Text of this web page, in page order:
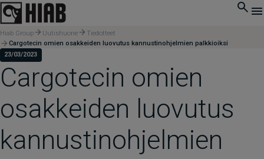
Hiab Group Uutishuone
Tiedotteet
Cargotecin omien osakkeiden luovutus kannustinohjelmien palkkioiksi
23/03/2023
Cargotecin omien
osakkeiden luovutus
kannustinohjelmien